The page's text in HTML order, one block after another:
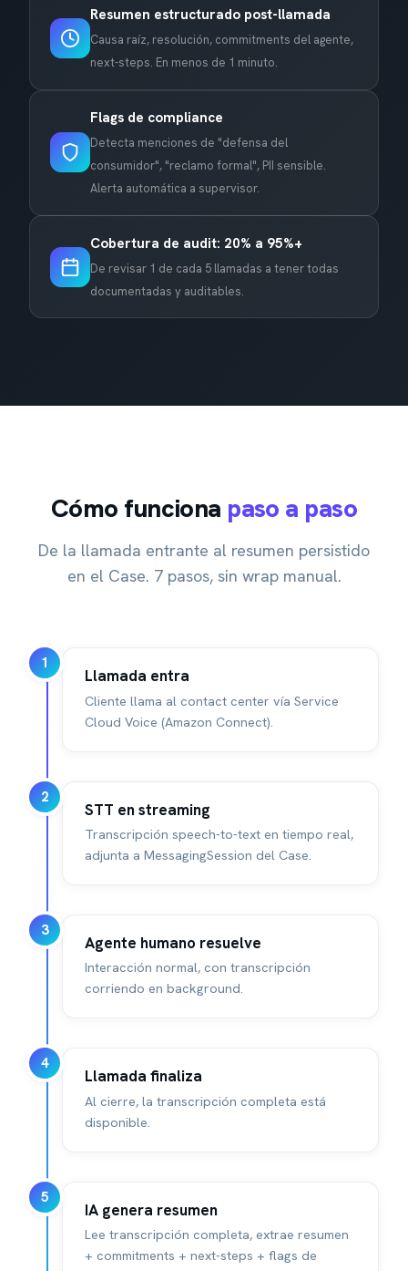
Resumen estructurado post-llamada
Causa raíz, resolución, commitments del agente,
next-steps. En menos de 1 minuto.
Flags de compliance
Detecta menciones de "defensa del
consumidor", "reclamo formal", PII sensible.
Alerta automática a supervisor.
Cobertura de audit: 20% a 95%+
De revisar 1 de cada 5 llamadas a tener todas
documentadas y auditables.
Cómo funciona paso a paso
De la llamada entrante al resumen persistido
en el Case. 7 pasos, sin wrap manual.
1
Llamada entra
Cliente llama al contact center vía Service
Cloud Voice (Amazon Connect).
2
STT en streaming
Transcripción speech-to-text en tiempo real,
adjunta a MessagingSession del Case.
3
Agente humano resuelve
Interacción normal, con transcripción
corriendo en background.
4
Llamada finaliza
Al cierre, la transcripción completa está
disponible.
5
IA genera resumen
Lee transcripción completa, extrae resumen
+ commitments + next-steps + flags de